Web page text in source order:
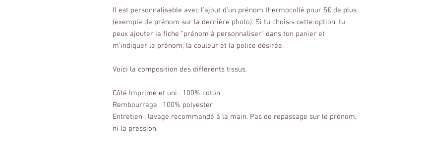
Il est personnalisable avec l'ajout d'un prénom thermocollé pour 5€ de plus
(exemple de prénom sur la dernière photo). Si tu choisis cette option, tu
peux ajouter la fiche "prénom à personnaliser" dans ton panier et
m'indiquer le prénom, la couleur et la police désirée.
Voici la composition des différents tissus.
Côté Imprimé et uni : 100% coton
Rembourrage : 100% polyester
Entretien : lavage recommandé à la main. Pas de repassage sur le prénom,
ni la pression.